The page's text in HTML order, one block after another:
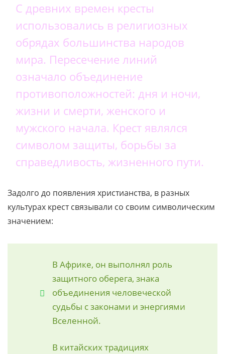
С древних времен кресты
использовались в религиозных
обрядах большинства народов
мира. Пересечение линий
означало объединение
противоположностей: дня и ночи,
жизни и смерти, женского и
мужского начала. Крест являлся
символом защиты, борьбы за
справедливость, жизненного пути.
Задолго до появления христианства, в разных
культурах крест связывали со своим символическим
значением:
В Африке, он выполнял роль
защитного оберега, знака
объединения человеческой
судьбы с законами и энергиями
Вселенной.
В китайских традициях